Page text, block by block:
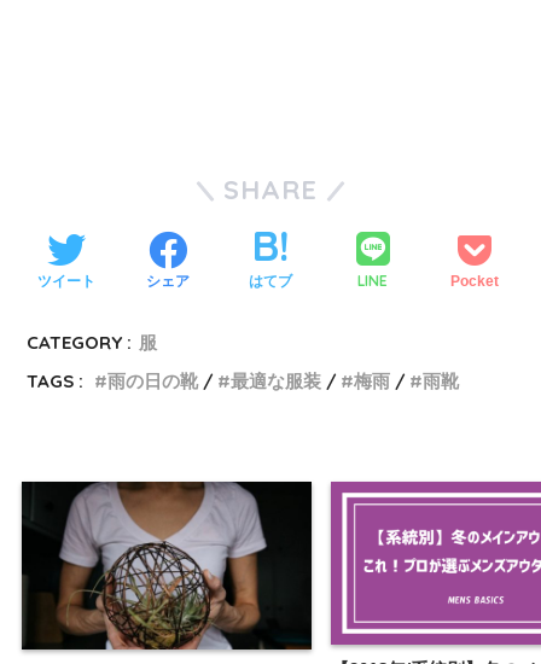
SHARE
ツイート シェア はてブ LINE Pocket
CATEGORY : 服
TAGS :
雨の日の靴 最適な服装 梅雨 雨靴